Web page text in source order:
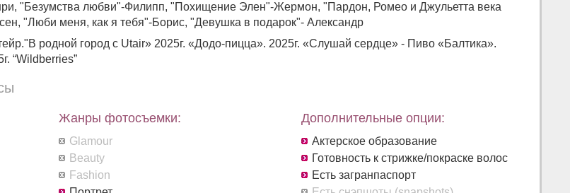
"Безумства любви"-Филипп, "Похищение Элен"-Жермон, "Пардон, Ромео и Джульетта века
"Люби меня, как я тебя"-Борис, "Девушка в подарок"- Александр
родной город с Utair» 2025г. «Додо-пицца». 2025г. «Слушай сердце» - Пиво «Балтика».
“Wildberries”
Жанры фотосъемки:
Glamour
Beauty
Fashion
Дополнительные опции:
Актерское образование
Готовность к стрижке/покраске волос
Есть загранпаспорт